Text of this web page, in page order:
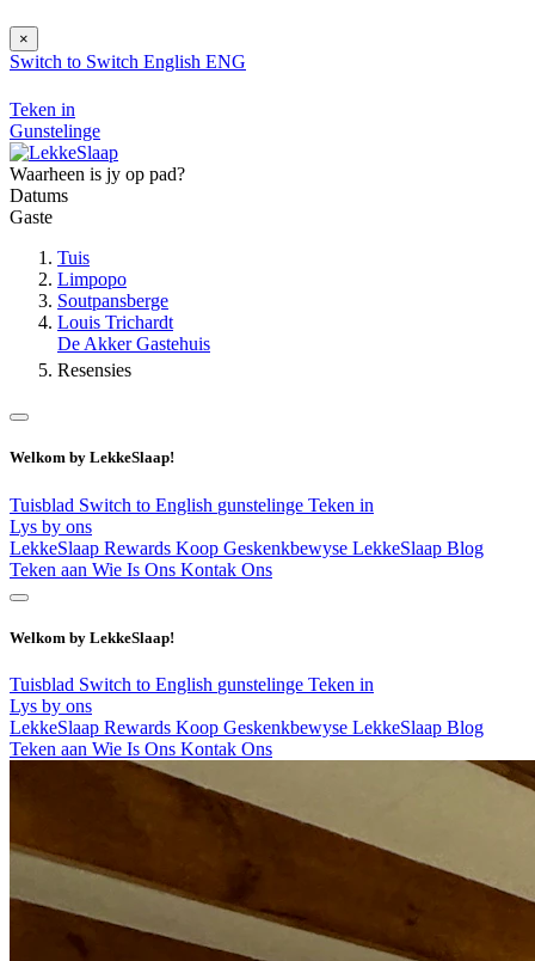
×
Switch to Switch English ENG
Teken in
Gunstelinge
Waarheen is jy op pad?
Datums
Gaste
Tuis
Limpopo
Soutpansberge
Louis Trichardt
De Akker Gastehuis
Resensies
Welkom by LekkeSlaap!
Tuisblad Switch to English gunstelinge Teken in
Lys by ons
LekkeSlaap Rewards Koop Geskenkbewyse LekkeSlaap Blog
Teken aan Wie Is Ons Kontak Ons
Welkom by LekkeSlaap!
Tuisblad Switch to English gunstelinge Teken in
Lys by ons
LekkeSlaap Rewards Koop Geskenkbewyse LekkeSlaap Blog
Teken aan Wie Is Ons Kontak Ons